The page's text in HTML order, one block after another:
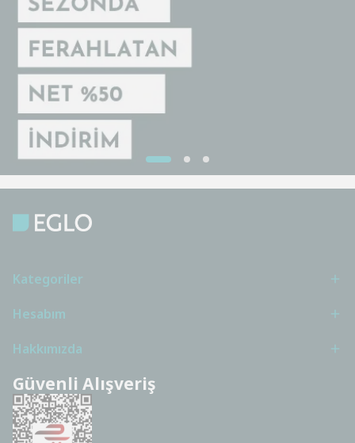
Kategoriler
Hesabım
Hakkımızda
Güvenli Alışveriş